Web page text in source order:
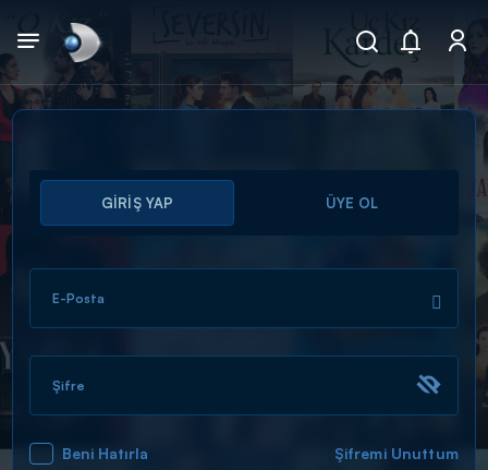
Arama
ARAMA SONUÇLARI
GİRİŞ YAP ÜYE OL
E-Posta
Şifre
Beni Hatırla Şifremi Unuttum